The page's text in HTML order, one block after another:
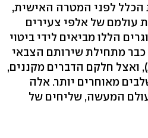
הכלל לפני המטרה האישית,
עולמם של אלפי צעירים
הללו מביאים לידי ביטוי
כבר מתחילת שירותם הצבאי
ואצל חלקם הדברים מקננים,
מאוחרים יותר. אלה
המעשה, שליחים של